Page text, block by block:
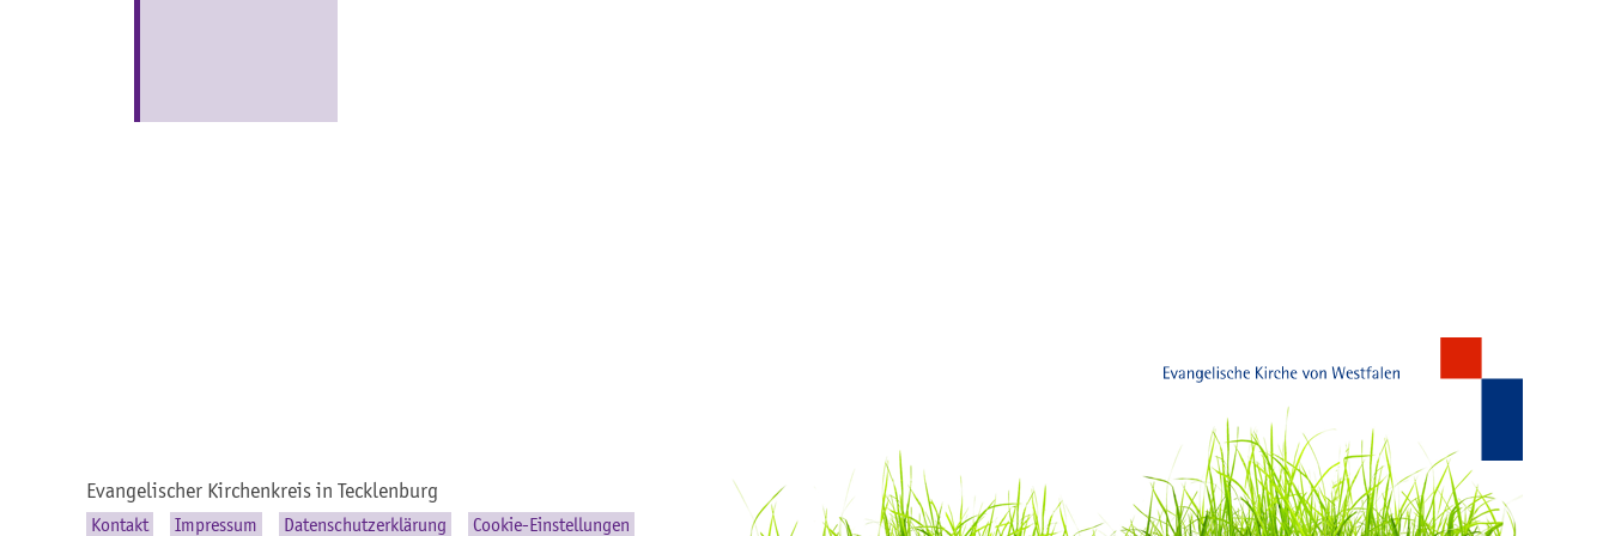
Evangelischer Kirchenkreis in Tecklenburg
Kontakt Impressum Datenschutzerklärung Cookie-Einstellungen